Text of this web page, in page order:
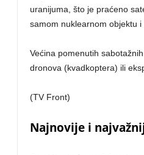
uranijuma, što je praćeno
samom nuklearnom objektu
Većina pomenutih
dronova (kvadkoptera) ili
(TV Front)
Najnovije i